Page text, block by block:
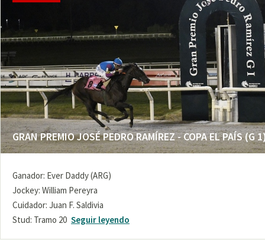
GRAN PREMIO JOSÉ PEDRO RAMÍREZ - COPA EL PAÍS (G
Ganador: Ever Daddy (ARG)
Jockey: William Pereyra
Cuidador: Juan F. Saldivia
Stud: Tramo 20 Seguir leyendo